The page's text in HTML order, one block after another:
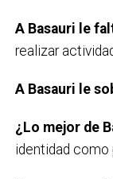
A Basauri le
realizar
A Basauri le
¿Lo mejor de
identidad como